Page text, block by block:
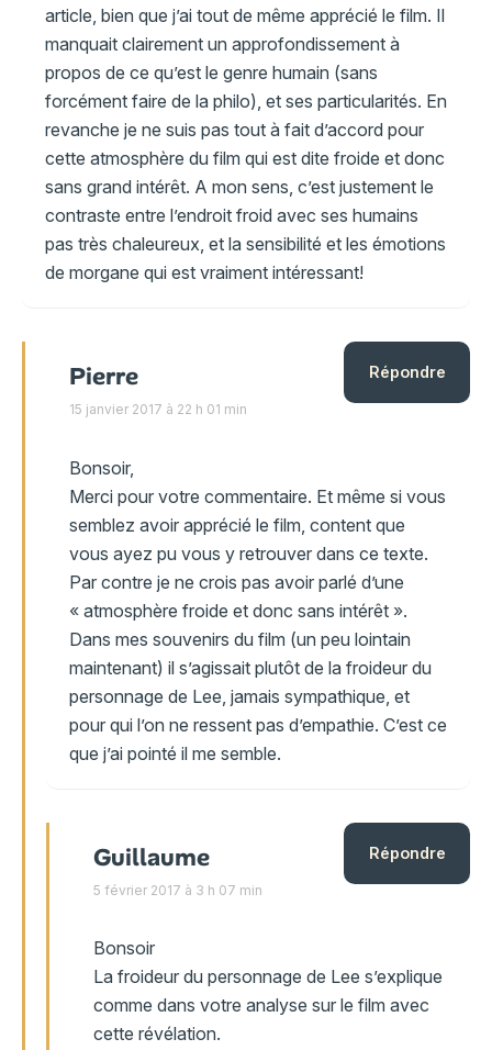
article, bien que j’ai tout de même apprécié le film. Il
manquait clairement un approfondissement à
propos de ce qu’est le genre humain (sans
forcément faire de la philo), et ses particularités. En
revanche je ne suis pas tout à fait d’accord pour
cette atmosphère du film qui est dite froide et donc
sans grand intérêt. A mon sens, c’est justement le
contraste entre l’endroit froid avec ses humains
pas très chaleureux, et la sensibilité et les émotions
de morgane qui est vraiment intéressant!
Pierre
15 janvier 2017 à 22 h 01 min
Bonsoir,
Merci pour votre commentaire. Et même si vous
semblez avoir apprécié le film, content que
vous ayez pu vous y retrouver dans ce texte.
Par contre je ne crois pas avoir parlé d’une
« atmosphère froide et donc sans intérêt ».
Dans mes souvenirs du film (un peu lointain
maintenant) il s’agissait plutôt de la froideur du
personnage de Lee, jamais sympathique, et
pour qui l’on ne ressent pas d’empathie. C’est ce
que j’ai pointé il me semble.
Répondre
Guillaume
5 février 2017 à 3 h 07 min
Bonsoir
La froideur du personnage de Lee s’explique
comme dans votre analyse sur le film avec
cette révélation.
Répondre